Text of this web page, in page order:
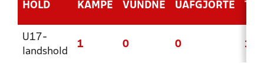
HOLD KAMPE VUNDNE UAFGJORTE
U17-
landshold
1 0 0 1